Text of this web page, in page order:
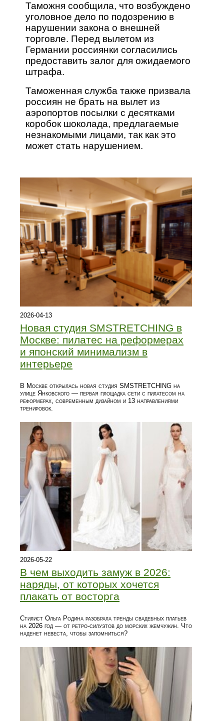
Таможня сообщила, что возбуждено
уголовное дело по подозрению в
нарушении закона о внешней
торговле. Перед вылетом из
Германии россиянки согласились
предоставить залог для ожидаемого
штрафа.
Таможенная служба также призвала
россиян не брать на вылет из
аэропортов посылки с десятками
коробок шоколада, предлагаемые
незнакомыми лицами, так как это
может стать нарушением.
2026-04-13
Новая студия SMSTRETCHING в
Москве: пилатес на реформерах
и японский минимализм в
интерьере
В Москве открылась новая студия SMSTRETCHING на
улице Янковского — первая площадка сети с пилатесом на
реформерах, современным дизайном и 13 направлениями
тренировок.
2026-05-22
В чем выходить замуж в 2026:
наряды, от которых хочется
плакать от восторга
Стилист Ольга Родина разобрала тренды свадебных платьев
на 2026 год — от ретро-силуэтов до морских жемчужин. Что
наденет невеста, чтобы запомниться?